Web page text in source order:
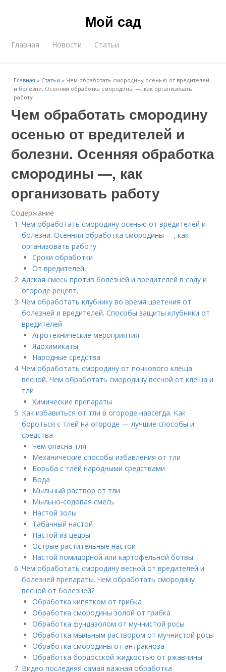
Мой сад
Главная Новости Статьи
Главная » Статьи » Чем обработать смородину осенью от вредителей
и болезни. Осенняя обработка смородины —, как организовать
работу
Чем обработать смородину
осенью от вредителей и
болезни. Осенняя обработка
смородины —, как
организовать работу
Содержание
Чем обработать смородину осенью от вредителей и
болезни. Осенняя обработка смородины —, как
организовать работу
Сроки обработки
От вредителей
Адская смесь против болезней и вредителей в саду и
огороде рецепт.
Чем обработать клубнику во время цветения от
болезней и вредителей. Способы защиты клубники от
вредителей
Агротехнические мероприятия
Ядохимикаты
Народные средства
Чем обработать смородину от почкового клеща
весной. Чем обработать смородину весной от клеща и
тли
Химические препараты
Как избавиться от тли в огороде навсегда. Как
бороться с тлей на огороде — лучшие способы и
средства
Чем опасна тля
Механические способы избавления от тли
Борьба с тлей народными средствами
Вода
Мыльный раствор от тли
Мыльно-содовая смесь
Настой золы
Табачный настой
Настой из цедры
Острые растительные настои
Настой помидорной или картофельной ботвы
Чем обработать смородину весной от вредителей и
болезней препараты. Чем обработать смородину
весной от болезней?
Обработка кипятком от грибка
Обработка смородины золой от грибка
Обработка фундазолом от мучнистой росы
Обработка мыльным раствором от мучнистой росы
Обработка смородины от антракноза
Обработка бордосской жидкостью от ржавчины
Видео последняя самая важная обработка